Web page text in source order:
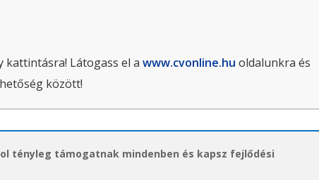
kattintásra! Látogass el awww.cvonline.hu oldalunkra és
között!
tényleg támogatnak mindenben és kapsz fejlődési